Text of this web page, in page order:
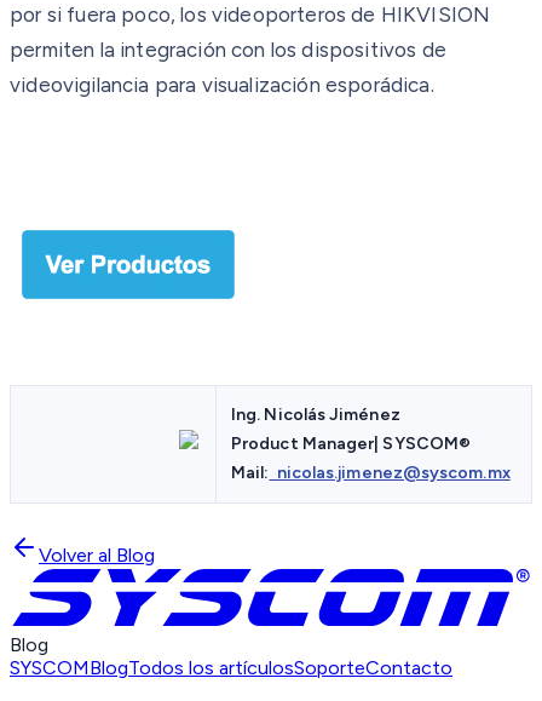
por si fuera poco, los videoporteros de HIKVISION
permiten la integración con los dispositivos de
videovigilancia para visualización esporádica.
Ing. Nicolás Jiménez
Product Manager| SYSCOM®
Mail: nicolas.jimenez@syscom.mx
Volver al Blog
Blog
SYSCOMBlogTodos los artículosSoporteContacto